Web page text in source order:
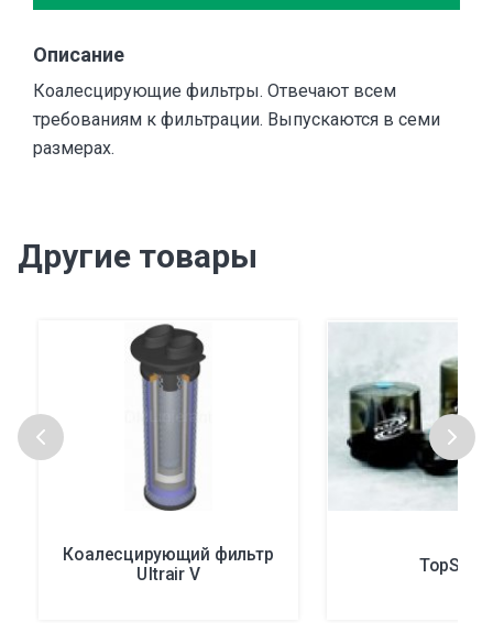
Описание
Коалесцирующие фильтры. Отвечают всем
требованиям к фильтрации. Выпускаются в семи
размерах.
Другие товары
Коалесцирующий фильтр
Ultrair V